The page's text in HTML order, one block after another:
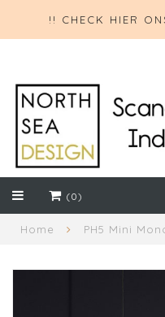
!! CHECK HIER
(0)
Home PH5 Mini